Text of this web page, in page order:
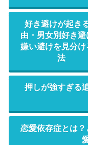
好き避けが起き
由・男女別好き避
嫌い避けを見分け
法
押しが強すぎる
恋愛依存症とは